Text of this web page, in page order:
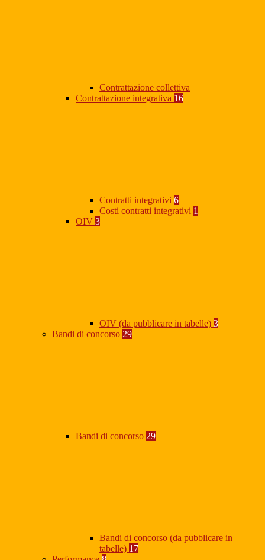
Contrattazione collettiva
Contrattazione integrativa 16
Contratti integrativi 6
Costi contratti integrativi 1
OIV 3
OIV (da pubblicare in tabelle) 3
Bandi di concorso 29
Bandi di concorso 29
Bandi di concorso (da pubblicare in
tabelle) 17